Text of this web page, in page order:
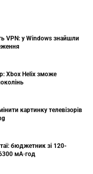
VPN: у Windows знайшли
Xbox Helix зможе
картинку телевізорів
бюджетник зі 120-
мА·год